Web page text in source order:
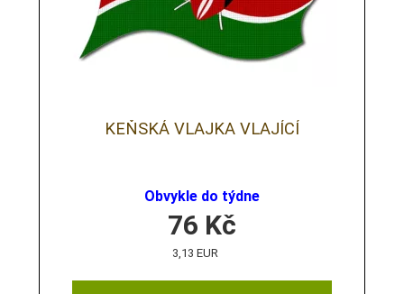
KEŇSKÁ VLAJKA VLAJÍCÍ
Obvykle do týdne
76 Kč
3,13 EUR